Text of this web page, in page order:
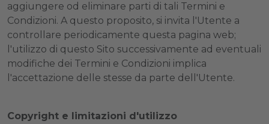
aggiungere od eliminare parti di tali Termini e
Condizioni. A questo proposito, si invita l'Utente a
controllare periodicamente questa pagina web;
l'utilizzo di questo Sito successivamente ad eventuali
modifiche dei Termini e Condizioni implica
l'accettazione delle stesse da parte dell'Utente.
Copyright e limitazioni d'utilizzo